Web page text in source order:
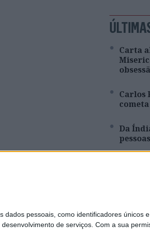
pessoais, como identificadores únicos
de serviços. Com a sua
Carta
Carlos
cometa
Da